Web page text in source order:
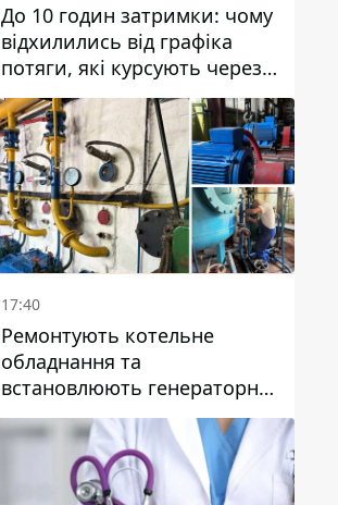
До 10 годин затримки: чому
відхилились від графіка
потяги, які курсують через
Дніпро та область
17:40
Ремонтують котельне
обладнання та
встановлюють генераторні
установки: як у Дніпрі
готуються до
опалювального сезону